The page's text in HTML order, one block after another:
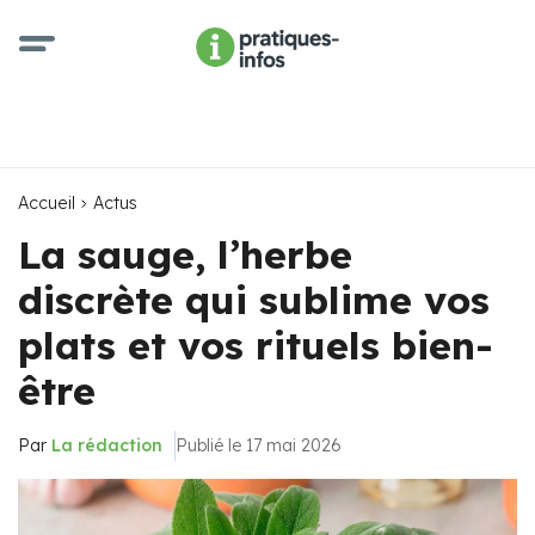
Accueil Actus
La sauge, l’herbe
discrète qui sublime vos
plats et vos rituels bien-
être
Par La rédaction Publié le 17 mai 2026